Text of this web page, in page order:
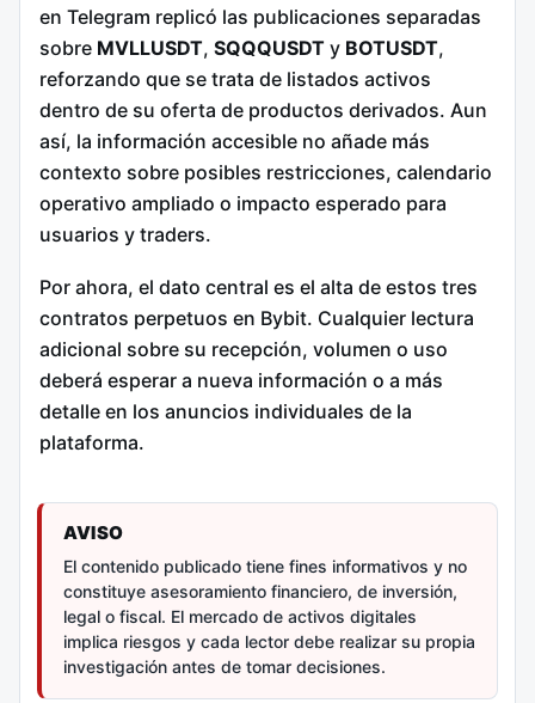
en Telegram replicó las publicaciones separadas
sobre MVLLUSDT, SQQQUSDT y BOTUSDT,
reforzando que se trata de listados activos
dentro de su oferta de productos derivados. Aun
así, la información accesible no añade más
contexto sobre posibles restricciones, calendario
operativo ampliado o impacto esperado para
usuarios y traders.
Por ahora, el dato central es el alta de estos tres
contratos perpetuos en Bybit. Cualquier lectura
adicional sobre su recepción, volumen o uso
deberá esperar a nueva información o a más
detalle en los anuncios individuales de la
plataforma.
AVISO
El contenido publicado tiene fines informativos y no
constituye asesoramiento financiero, de inversión,
legal o fiscal. El mercado de activos digitales
implica riesgos y cada lector debe realizar su propia
investigación antes de tomar decisiones.